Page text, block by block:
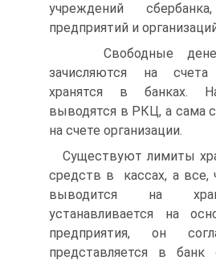
учреждений
предприятий и
Свободные
зачисляются на
хранятся в банках.
выводятся в РКЦ, а сама
на счете организации.
Существуют лимиты
средств в кассах, а все,
выводится на
устанавливается на
предприятия, он
представляется в банк